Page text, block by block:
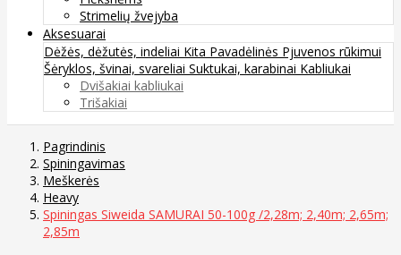
Strimelių žvejyba
Aksesuarai
Dėžės, dėžutės, indeliai Kita Pavadėlinės Pjuvenos rūkimui
Šėryklos, švinai, svareliai Suktukai, karabinai Kabliukai
Dvišakiai kabliukai
Trišakiai
Pagrindinis
Spiningavimas
Meškerės
Heavy
Spiningas Siweida SAMURAI 50-100g /2,28m; 2,40m; 2,65m;
2,85m